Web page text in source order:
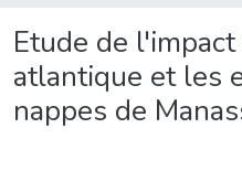
Etude de
atlantique et les
nappes de